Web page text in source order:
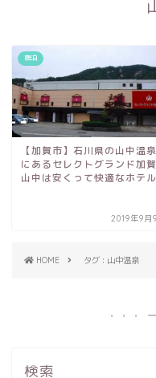
宿泊
【加賀市】石川県の山中温泉
にあるセレクトグランド加賀
山中は安くって快適なホテル
2019年9月
HOME タグ : 山中温泉
検索